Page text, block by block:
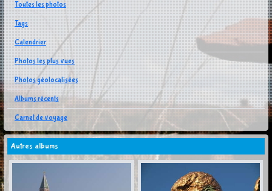
Toutes les photos
Tags
Calendrier
Photos les plus vues
Photos géolocalisées
Albums récents
Carnet de voyage
Autres albums